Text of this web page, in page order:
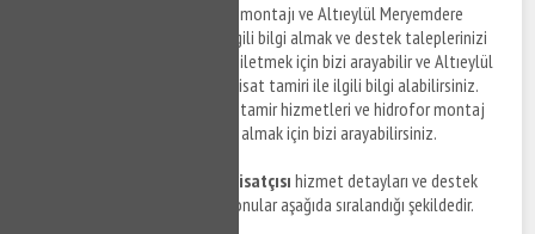
Altıeylül Meryemdere hidrofor montajı ve Altıeylül Meryemdere
hidrofor tamir hizmetleri ile ilgili bilgi almak ve destek taleplerinizi
anlaşmalı firma personellerine iletmek için bizi arayabilir ve Altıeylül
Meryemdere bölgesinde su tesisat tamiri ile ilgili bilgi alabilirsiniz.
Altıeylül Meryemdere hidrofor tamir hizmetleri ve hidrofor montaj
hizmetleri ile ilgili detaylı bilgi almak için bizi arayabilirsiniz.
Altıeylül Meryemdere su tesisatçısı hizmet detayları ve destek
taleplerinizi iletebileceğiniz konular aşağıda sıralandığı şekildedir.